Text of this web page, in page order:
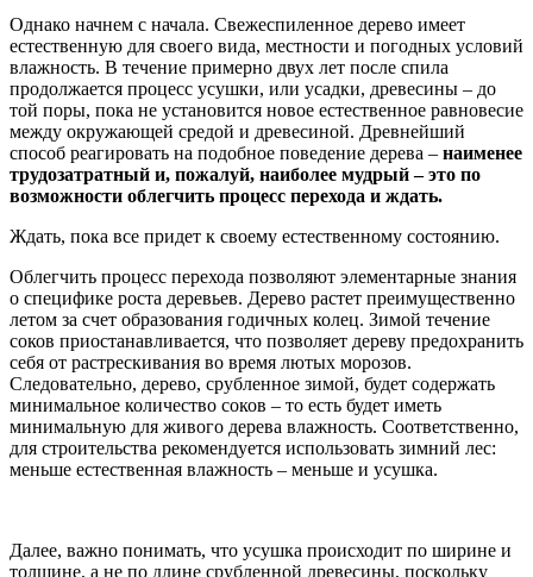
Однако начнем с начала. Свежеспиленное дерево имеет
естественную для своего вида, местности и погодных условий
влажность. В течение примерно двух лет после спила
продолжается процесс усушки, или усадки, древесины – до
той поры, пока не установится новое естественное равновесие
между окружающей средой и древесиной. Древнейший
способ реагировать на подобное поведение дерева – наименее
трудозатратный и, пожалуй, наиболее мудрый – это по
возможности облегчить процесс перехода и ждать.
Ждать, пока все придет к своему естественному состоянию.
Облегчить процесс перехода позволяют элементарные знания
о специфике роста деревьев. Дерево растет преимущественно
летом за счет образования годичных колец. Зимой течение
соков приостанавливается, что позволяет дереву предохранить
себя от растрескивания во время лютых морозов.
Следовательно, дерево, срубленное зимой, будет содержать
минимальное количество соков – то есть будет иметь
минимальную для живого дерева влажность. Соответственно,
для строительства рекомендуется использовать зимний лес:
меньше естественная влажность – меньше и усушка.
Далее, важно понимать, что усушка происходит по ширине и
толщине, а не по длине срубленной древесины, поскольку